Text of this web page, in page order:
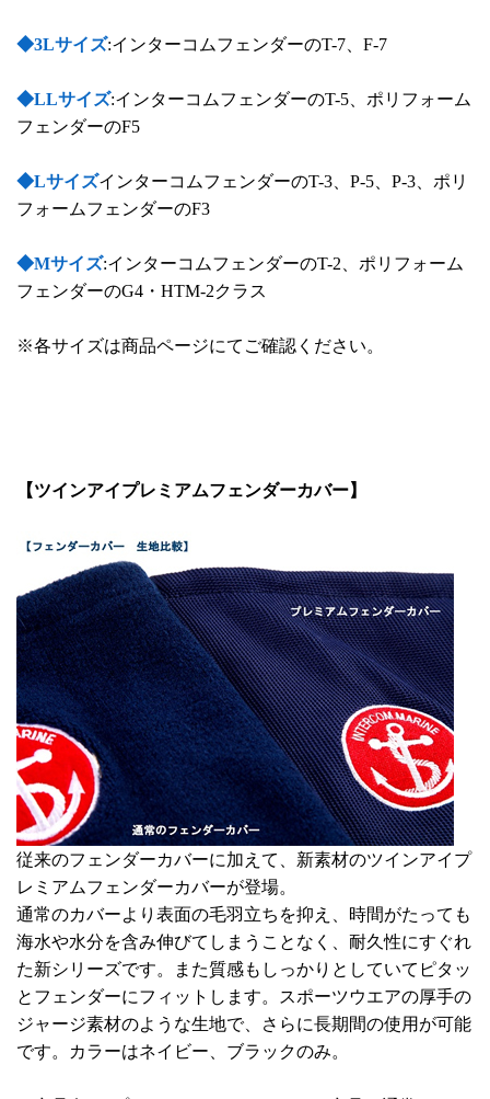
◆3Lサイズ:インターコムフェンダーのT-7、F-7
◆LLサイズ:インターコムフェンダーのT-5、ポリフォーム
フェンダーのF5
◆LサイズインターコムフェンダーのT-3、P-5、P-3、ポリ
フォームフェンダーのF3
◆Mサイズ:インターコムフェンダーのT-2、ポリフォーム
フェンダーのG4・HTM-2クラス
※各サイズは商品ページにてご確認ください。
【ツインアイプレミアムフェンダーカバー】
従来のフェンダーカバーに加えて、新素材のツインアイプ
レミアムフェンダーカバーが登場。
通常のカバーより表面の毛羽立ちを抑え、時間がたっても
海水や水分を含み伸びてしまうことなく、耐久性にすぐれ
た新シリーズです。また質感もしっかりとしていてピタッ
とフェンダーにフィットします。スポーツウエアの厚手の
ジャージ素材のような生地で、さらに長期間の使用が可能
です。カラーはネイビー、ブラックのみ。